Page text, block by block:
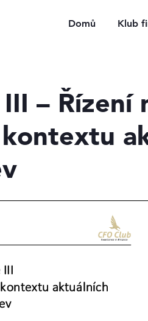
Domů Klub
– Řízení